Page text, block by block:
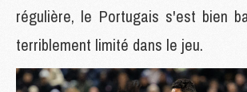
régulière, le Portugais s'est bien
terriblement limité dans le jeu.